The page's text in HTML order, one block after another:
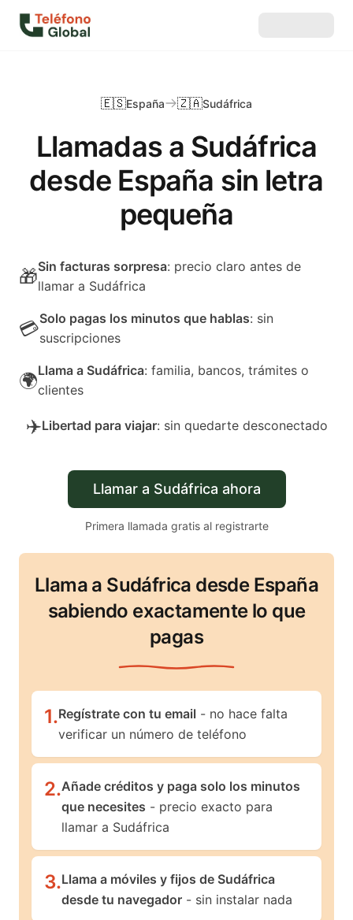
Llamadas a Sudáfrica
desde España sin letra
pequeña
🇪🇸España 🇿🇦Sudáfrica
🎁Sin facturas sorpresa: precio claro antes de
llamar a Sudáfrica
💳Solo pagas los minutos que hablas: sin
suscripciones
🌍Llama a Sudáfrica: familia, bancos, trámites o
clientes
✈️Libertad para viajar: sin quedarte desconectado
Llamar a Sudáfrica ahora
Primera llamada gratis al registrarte
Llama a Sudáfrica desde España
sabiendo exactamente lo que
pagas
1.Regístrate con tu email - no hace falta
verificar un número de teléfono
2.Añade créditos y paga solo los minutos
que necesites - precio exacto para
llamar a Sudáfrica
3.Llama a móviles y fijos de Sudáfrica
desde tu navegador - sin instalar nada